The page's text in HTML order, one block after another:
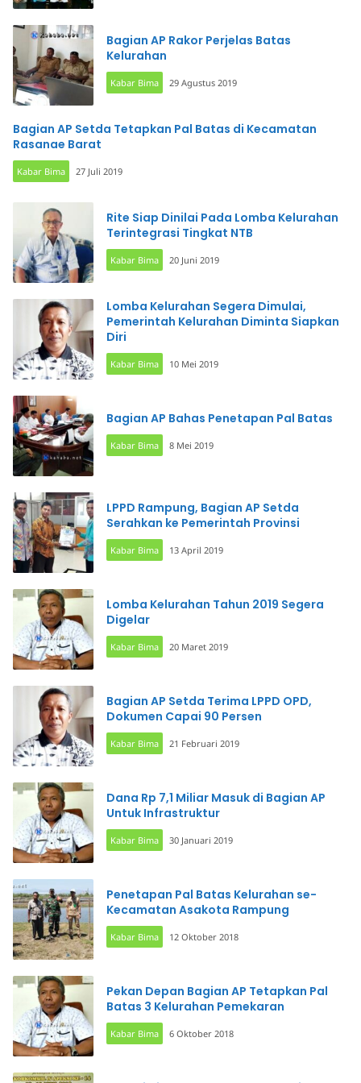
Bagian AP Rakor Perjelas Batas
Kelurahan
Kabar Bima 29 Agustus 2019
Bagian AP Setda Tetapkan Pal Batas di Kecamatan
Rasanae Barat
Kabar Bima 27 Juli 2019
Rite Siap Dinilai Pada Lomba Kelurahan
Terintegrasi Tingkat NTB
Kabar Bima 20 Juni 2019
Lomba Kelurahan Segera Dimulai,
Pemerintah Kelurahan Diminta Siapkan
Diri
Kabar Bima 10 Mei 2019
Bagian AP Bahas Penetapan Pal Batas
Kabar Bima 8 Mei 2019
LPPD Rampung, Bagian AP Setda
Serahkan ke Pemerintah Provinsi
Kabar Bima 13 April 2019
Lomba Kelurahan Tahun 2019 Segera
Digelar
Kabar Bima 20 Maret 2019
Bagian AP Setda Terima LPPD OPD,
Dokumen Capai 90 Persen
Kabar Bima 21 Februari 2019
Dana Rp 7,1 Miliar Masuk di Bagian AP
Untuk Infrastruktur
Kabar Bima 30 Januari 2019
Penetapan Pal Batas Kelurahan se-
Kecamatan Asakota Rampung
Kabar Bima 12 Oktober 2018
Pekan Depan Bagian AP Tetapkan Pal
Batas 3 Kelurahan Pemekaran
Kabar Bima 6 Oktober 2018